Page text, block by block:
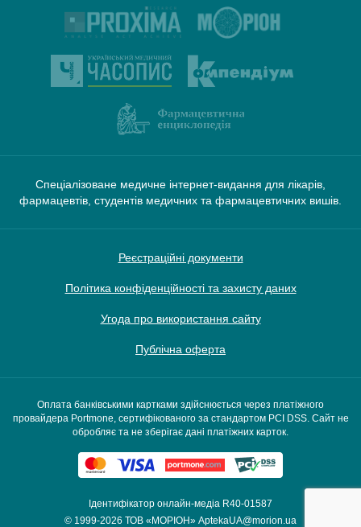
Спеціалізоване медичне інтернет-видання для лікарів,
фармацевтів, студентів медичних та фармацевтичних вишів.
Реєстраційні документи
Політика конфіденційності та захисту даних
Угода про використання сайту
Публічна оферта
Ідентифікатор онлайн-медіа R40-01587
© 1999-2026 ТОВ «МОРІОН» AptekaUA@morion.ua
Оплата банківськими картками здійснюється через платіжного
провайдера Portmone, сертифікованого за стандартом PCI DSS. Сайт не
обробляє та не зберігає дані платіжних карток.